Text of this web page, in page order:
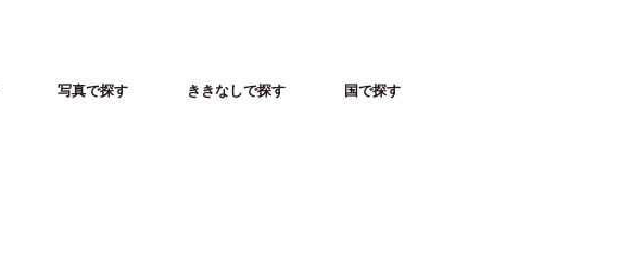
写真で探す ききなしで探す 国で探す